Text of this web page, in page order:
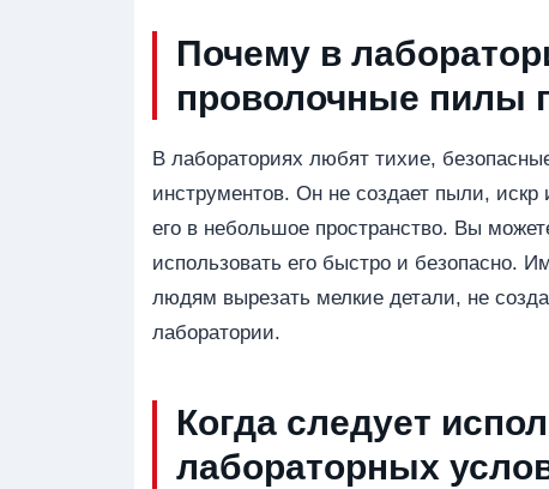
Почему в
проволочные пилы
В лабораториях любят тихие,
инструментов. Он не создает пыли,
его в небольшое пространство. Вы
использовать его быстро и безопасно.
людям вырезать мелкие детали, не
лаборатории.
Когда следует
лабораторных